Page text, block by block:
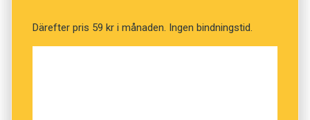
Därefter pris 59 kr i månaden. Ingen bindningstid.